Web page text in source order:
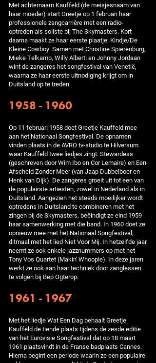
Met achternaam Kauffeld (de meisjesnaam van
haar moeder) start Greetje op 1 februari haar
professionele zangcarrière met een radio-
optreden als soliste bij The Skymasters. Kort
daarna maakt ze haar eerste plaatje: Kindje/De
Kleine Cowboy. Samen met Christine Spierenburg,
Mieke Telkamp, Willy Alberti en Johnny Jordaan
wint de zangeres het songfestival van Venetië,
waarna ze haar eerste uitnodiging krijgt om in
Duitsland op te treden.
1958 - 1960
Op 11 februari 1958 doet Greetje Kauffeld mee
aan het Nationaal Songfestival. De opnamen
vinden plaats in de AVRO tv-studio te Hilversum
waar Kauffeld twee liedjes zingt: Stewardess
(geschreven door Wim Ibo en Cor Lemaire) en Een
Afscheid Zonder Meer (van Jaap Dubbelboer en
Henk van Dijk). De zangeres groeit uit tot een van
de populairste artiesten, zowel in Nederland als in
Duitsland. Aangezien het steeds moeilijker wordt
optredens in Duitsland te combineren met het
zingen bij de Skymasters, beëindigt ze eind 1959
haar samenwerking met die band. In 1960 doet ze
opnieuw mee met het Nationaal Songfestival,
ditmaal met het lied Niet Voor Mij. In hetzelfde jaar
neemt ze ook enkele jazznummers op met het
Tony Vos Quartet (Makin' Whoopie). In deze jaren
werkt ze ook aan haar techniek door zanglessen
te volgen bij Bep Ogterop.
1961 - 1967
Met het liedje Wat Een Dag behaalt Greetje
Kauffeld de tiende plaats tijdens de zesde editie
van het Eurovisie Songfestival dat op 18 maart
1961 plaatsvindt in de Franse badplaats Cannes.
Hierna begint een periode waarin ze een populaire